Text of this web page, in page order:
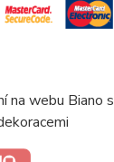
na webu Biano s